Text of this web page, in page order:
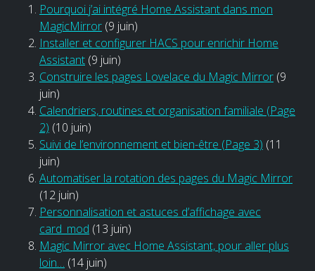
Pourquoi j’ai intégré Home Assistant dans mon
MagicMirror (9 juin)
Installer et configurer HACS pour enrichir Home
Assistant (9 juin)
Construire les pages Lovelace du Magic Mirror (9
juin)
Calendriers, routines et organisation familiale (Page
2) (10 juin)
Suivi de l’environnement et bien-être (Page 3) (11
juin)
Automatiser la rotation des pages du Magic Mirror
(12 juin)
Personnalisation et astuces d’affichage avec
card_mod (13 juin)
Magic Mirror avec Home Assistant, pour aller plus
loin… (14 juin)